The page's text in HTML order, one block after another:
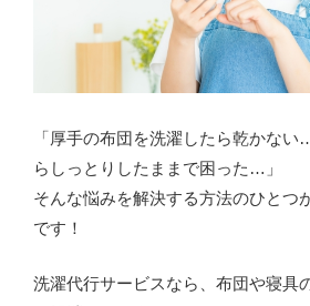
「厚手の布団を洗濯したら乾かな
らしっとりしたままで困った…」
そんな悩みを解決する方法のひとつ
です！
洗濯代行サービスなら、布団や寝具